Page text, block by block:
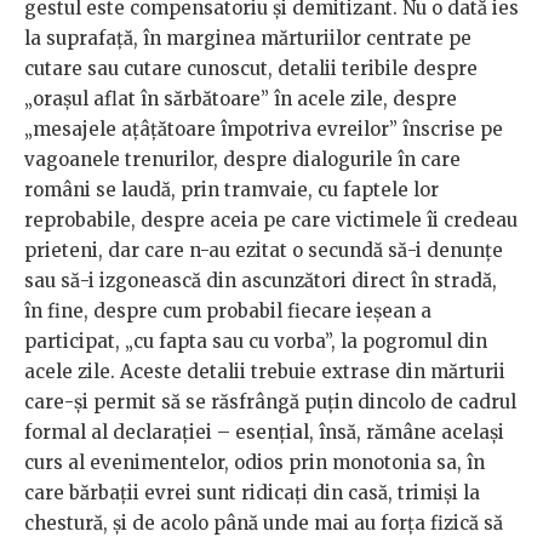
gestul este compensatoriu și demitizant. Nu o dată ies
la suprafață, în marginea mărturiilor centrate pe
cutare sau cutare cunoscut, detalii teribile despre
„orașul aflat în sărbătoare” în acele zile, despre
„mesajele ațâțătoare împotriva evreilor” înscrise pe
vagoanele trenurilor, despre dialogurile în care
români se laudă, prin tramvaie, cu faptele lor
reprobabile, despre aceia pe care victimele îi credeau
prieteni, dar care n-au ezitat o secundă să-i denunțe
sau să-i izgonească din ascunzători direct în stradă,
în fine, despre cum probabil fiecare ieșean a
participat, „cu fapta sau cu vorba”, la pogromul din
acele zile. Aceste detalii trebuie extrase din mărturii
care-și permit să se răsfrângă puțin dincolo de cadrul
formal al declarației – esențial, însă, rămâne același
curs al evenimentelor, odios prin monotonia sa, în
care bărbații evrei sunt ridicați din casă, trimiși la
chestură, și de acolo până unde mai au forța fizică să